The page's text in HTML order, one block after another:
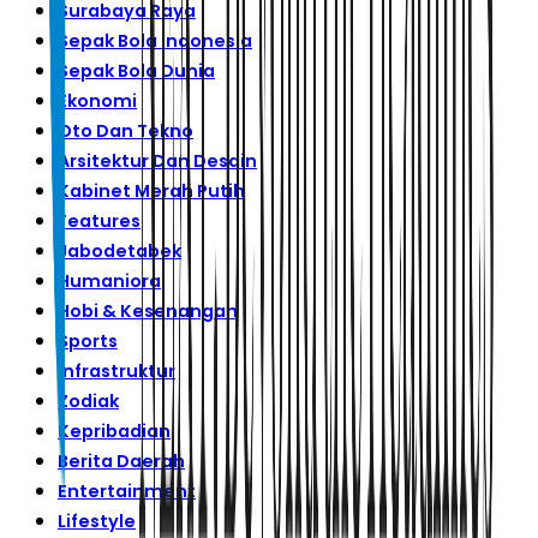
Surabaya Raya
Sepak Bola Indonesia
Sepak Bola Dunia
Ekonomi
Oto Dan Tekno
Arsitektur Dan Desain
Kabinet Merah Putih
Features
Jabodetabek
Humaniora
Hobi & Kesenangan
Sports
Infrastruktur
Zodiak
Kepribadian
Berita Daerah
Entertainment
Lifestyle